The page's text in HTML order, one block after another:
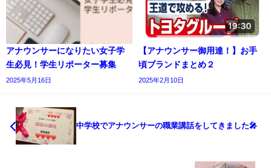
アナウンサーになりたい女子学
生必見！学生リポーター募集
2025年5月16日
【アナウンサー御用達！】お手
頃ブランドまとめ２
2025年2月10日
中学校でアナウンサーの職業講話をしてきました🎤